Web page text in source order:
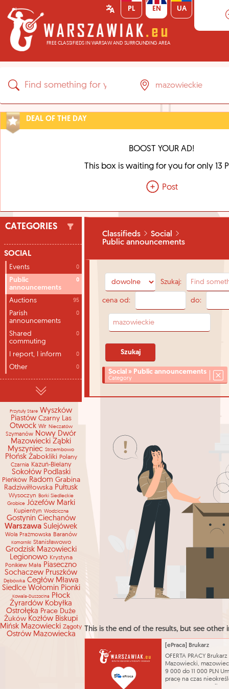
FREE CLASSIFIEDS IN WARSAW AND SURROUNDING AREA
PL EN UA
DEAL OF THE DAY
BOOST YOUR AD!
This box is waiting for you for only 13
Post
CATEGORIES
SOCIAL
Events 0
Public
announcements
0
Auctions 95
Parish
announcements
0
Shared
commuting
0
I report, I inform 0
Other 0
Przytuły Stare Wyszków
Piastów Czarny Las
Otwock Wir Nieczatów
Szymanów Nowy Dwór
Mazowiecki Ząbki
Myszyniec Strzembowo
Płońsk Żabokliki Polany
Czarnia Kazuń-Bielany
Sokołów Podlaski
Pieńków Radom Grabina
Radziwiłłowska Pułtusk
Wysoczyn Borki Siedleckie
Grobice Józefów Marki
Kupientyn Wodziczna
Gostynin Ciechanów
Warszawa Sulejówek
Wola Prażmowska Baranów
Komorniki Stanisławowo
Grodzisk Mazowiecki
Legionowo Krystyna
Ponikiew Mała Piaseczno
Sochaczew Pruszków
Dębówka Cegłów Mława
Siedlce Wołomin Pionki
Kowala-Duszocina
Płock
Żyrardów Kobyłka
Ostrołęka Prace Duże
Żuków Kozłów Biskupi
Mińsk Mazowiecki Zągoty
Ostrów Mazowiecka
Classifieds
Social
Public announcements
Szukaj:
cena od: do:
Social » Public announcements
Category
This is the end of the results, but see other
[ePraca] Brukarz
OFERTA PRACY
Mazowiecki,
9 000 do 11 000 PLN
pracę na czas